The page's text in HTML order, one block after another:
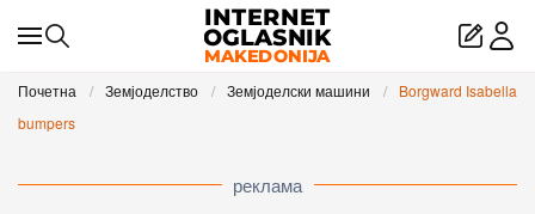
Skip to main content
Почетна Земјоделство Земјоделски машини
Borgward Isabella
bumpers
реклама